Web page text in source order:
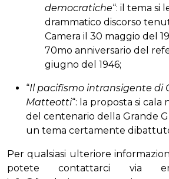
democratiche“: il tema si
drammatico discorso
Camera il 30 maggio del
70mo anniversario del
giugno del 1946;
“Il pacifismo intransigente di
Matteotti“: la proposta si cala
del centenario della Grande
un tema certamente
Per qualsiasi ulteriore
potete contattarci via